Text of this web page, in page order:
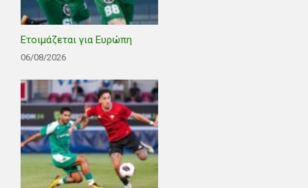
Ετοιμάζεται για Ευρώπη
06/08/2026